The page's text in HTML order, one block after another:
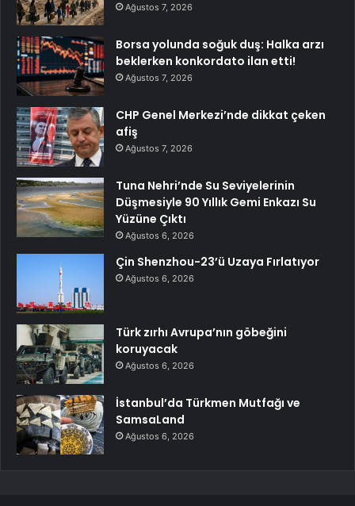
Ağustos 7, 2026
Borsa yolunda soğuk duş: Halka arzı
beklerken konkordato ilan etti!
Ağustos 7, 2026
CHP Genel Merkezi’nde dikkat çeken
afiş
Ağustos 7, 2026
Tuna Nehri’nde Su Seviyelerinin
Düşmesiyle 90 Yıllık Gemi Enkazı Su
Yüzüne Çıktı
Ağustos 6, 2026
Çin Shenzhou-23’ü Uzaya Fırlatıyor
Ağustos 6, 2026
Türk zırhı Avrupa’nın göbeğini
koruyacak
Ağustos 6, 2026
İstanbul’da Türkmen Mutfağı ve
SamsaLand
Ağustos 6, 2026